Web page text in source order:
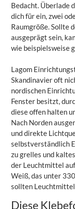
Bedacht. Überlade
dich für ein, zwei
Raumgröße. Sollte
ausgeprägt sein,
wie beispielsweise
Lagom
Skandinavier oft
nordischen
Fenster besitzt,
diese offen halten
Nach Norden
und direkte
selbstverständlich
zu grelles und
der Leuchtmittel
Weiß, das unter
sollten
Diese